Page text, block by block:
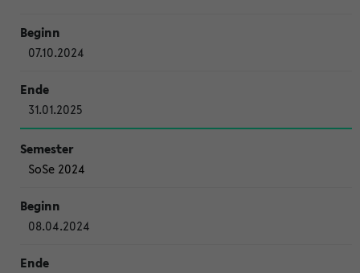
07.10.2024
31.01.2025
SoSe 2024
08.04.2024